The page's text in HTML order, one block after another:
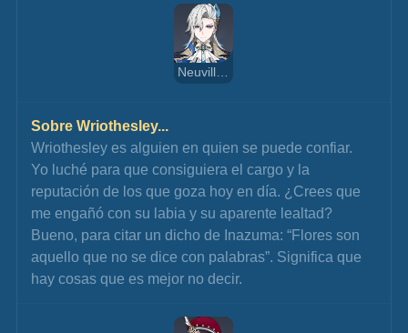
Neuvillette
Sobre Wriothesley...
Wriothesley es alguien en quien se puede confiar.
Yo luché para que consiguiera el cargo y la
reputación de los que goza hoy en día. ¿Crees que
me engañó con su labia y su aparente lealtad?
Bueno, para citar un dicho de Inazuma: “Flores son
aquello que no se dice con palabras”. Significa que
hay cosas que es mejor no decir.